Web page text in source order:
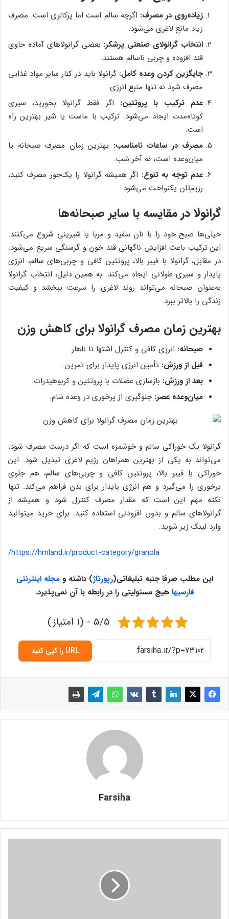
زیاده‌روی در مصرف: اگرچه سالم است اما پرکالری است. مصرف
زیاد مانع لاغری می‌شود.
انتخاب گرانولای صنعتی پرشکر: بعضی گرانولاهای آماده حاوی
قند افزوده و چربی ناسالم هستند.
جایگزین کردن وعده کامل: گرانولا باید در کنار سایر مواد غذایی
مصرف شود نه تنها منبع انرژی.
عدم ترکیب با پروتئین: اگر فقط گرانولا بخورید، سیری
کوتاه‌مدت ایجاد می‌شود. ترکیب با ماست یا شیر بهترین راه
است.
مصرف در ساعات نامناسب: بهترین زمان مصرف صبحانه یا
میان‌وعده است، نه آخر شب.
عدم توجه به تنوع: اگر همیشه گرانولا را یک‌جور مصرف کنید،
رژیم‌تان یکنواخت می‌شود.
گرانولا در مقایسه با سایر صبحانه‌ها
خیلی‌ها صبح خود را با نان سفید و مربا یا شیرینی شروع می‌کنند.
این ترکیب باعث افزایش ناگهانی قند خون و گرسنگی سریع می‌شود.
در مقابل، گرانولا با فیبر بالا، پروتئین کافی و چربی‌های سالم، انرژی
پایدار و سیری طولانی ایجاد می‌کند. به همین دلیل، انتخاب گرانولا
به‌عنوان صبحانه می‌تواند روند لاغری را سرعت ببخشد و کیفیت
زندگی را بالاتر ببرد.
بهترین زمان مصرف گرانولا برای کاهش وزن
صبحانه: انرژی کافی و کنترل اشتها تا ناهار.
قبل از ورزش: تأمین انرژی پایدار برای تمرین.
بعد از ورزش: بازسازی عضلات با پروتئین و کربوهیدرات.
میان‌وعده عصر: جلوگیری از پرخوری در وعده شام.
گرانولا یک خوراکی سالم و خوشمزه است که اگر درست مصرف شود،
می‌تواند به یکی از بهترین همراهان رژیم لاغری تبدیل شود. این
خوراکی با فیبر بالا، پروتئین کافی و چربی‌های سالم، هم جلوی
پرخوری را می‌گیرد و هم انرژی پایدار برای بدن فراهم می‌کند. تنها
نکته مهم این است که مقدار مصرف کنترل شود و همیشه از
گرانولاهای سالم و بدون افزودنی استفاده کنید. برای خرید میتوانید
وارد لینک زیر شوید:
https://hmland.ir/product-category/granola/
این مطلب صرفا جنبه تبلیغاتی(رپورتاژ)داشته و مجله اینترنتی
فارسیها هیچ مسئولیتی را در رابطه با آن نمی‌پذیرد.
5/5 - (1 امتیاز)
URL را کپی کنید
Farsiha